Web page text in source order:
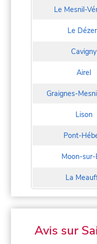
Le Mesnil-
Le
Cavigny
Airel
Graignes-
Lison
Pont-
Moon-sur-
La
Avis sur